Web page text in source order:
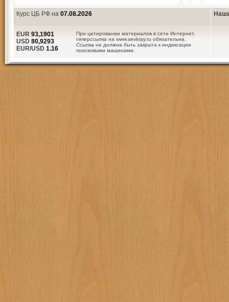
Курс ЦБ РФ на 07.08.2026
При цитировании материалов в сети Интернет,
гиперссылка на www.sevkray.ru обязательна.
Ссылка не должна быть закрыта к индексации
поисковыми машинами.
EUR 93,1901
USD 80,9293
EUR/USD 1.16